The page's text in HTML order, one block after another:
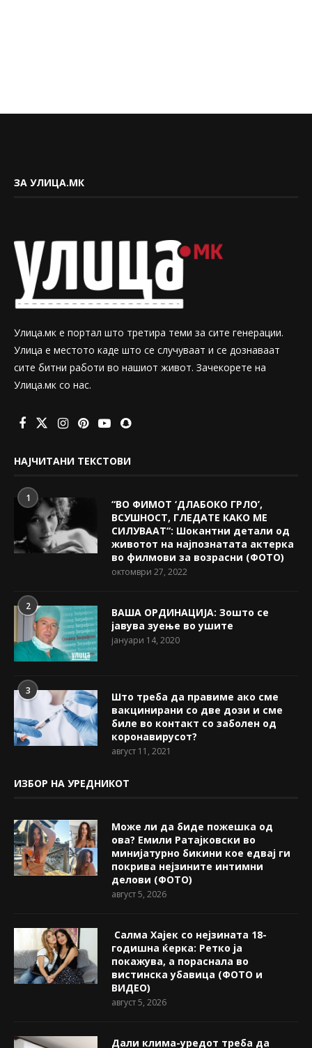
ЗА УЛИЦА.МК
Улица.мк е портал што третира теми за сите генерации.
Улица е местото каде што се случуваат и се дознаваат
сите битни работи во нашиот живот. Зачекорете на
Улица.мк со нас.
НАЈЧИТАНИ ТЕКСТОВИ
1
“ВО ФИМОТ ‘ДЛАБОКО ГРЛО’,
ВСУШНОСТ, ГЛЕДАТЕ КАКО МЕ
СИЛУВААТ“: Шокантни детали од
животот на најпознатата актерка
во филмови за возрасни (ФОТО)
октомври 27, 2022
2
ВАША ОРДИНАЦИЈА: Зошто се
јавува зуење во ушите
јануари 14, 2020
3
Што треба да правиме ако сме
вакцинирани со две дози и сме
биле во контакт со заболен од
коронавирусот?
август 11, 2021
ИЗБОР НА УРЕДНИКОТ
Може ли да биде пожешкa од
ова? Емили Ратајковски во
минијатурно бикини кое едвај ги
покрива нејзините интимни
делови (ФОТО)
август 5, 2026
Салма Хајек со нејзината 18-
годишна ќерка: Ретко ја
покажува, a пораснала во
вистинска убавица (ФОТО и
ВИДЕО)
август 5, 2026
Дали клима-уредот треба да